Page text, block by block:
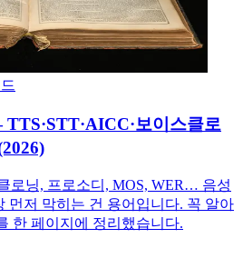
보이스클로
로닝, 프로소디, MOS, WER… 음성
먼저 막히는 건 용어입니다. 꼭 알아
한 페이지에 정리했습니다.